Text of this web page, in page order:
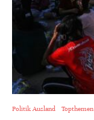
Politik Ausland Topthemen